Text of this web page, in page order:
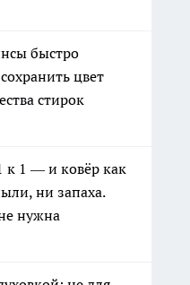
быстро
цвет
стирок
1 — и ковёр как
ни запаха.
нужна